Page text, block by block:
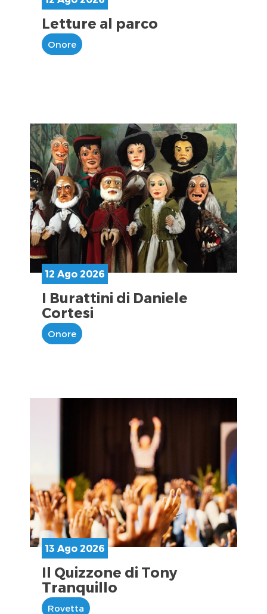
Letture al parco
Onore
12 Ago 2026
I Burattini di Daniele
Cortesi
Onore
13 Ago 2026
Il Quizzone di Tony
Tranquillo
Rovetta